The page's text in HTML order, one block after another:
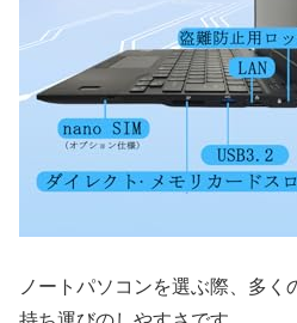
ノートパソコンを選ぶ際、多く